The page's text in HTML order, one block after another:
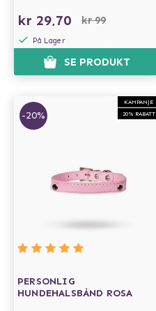
kr 29,70 kr 99
På Lager
SE PRODUKT
KAMPANJE
20% RABATT
-20%
PERSONLIG
HUNDEHALSBÅND ROSA